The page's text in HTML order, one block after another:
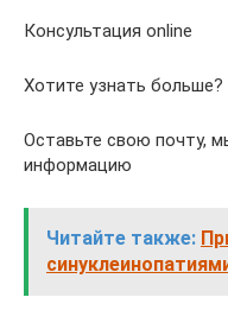
Консультация online
Хотите узнать больше?
Оставьте свою почту,
информацию
Читайте также: